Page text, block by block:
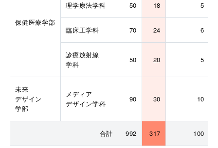
保健医療学部
理学療法学科 50 18 5
臨床工学科 70 24 6
診療放射線
学科
50 20 5
未来
デザイン
学部
メディア
デザイン学科
90 30 10
合計 992 317 100